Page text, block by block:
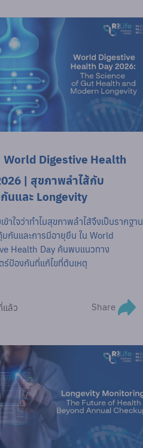
World Digestive Health
| สุขภาพลำไส้กับ
นและ Longevity
ข้าใจว่าทำไมสุขภาพลำไส้จึงเป็นรากฐาน
กันและการมีอายุยืน ใน World
Health Day ค้นพบแนวทาง
ร์ป้องกันที่แก้ไขที่ต้นเหตุ
แล้ว Share